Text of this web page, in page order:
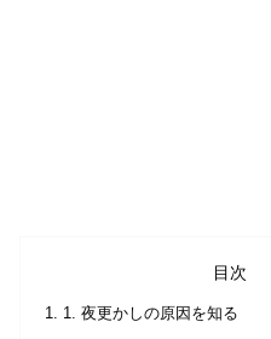
目次
1. 夜更かしの原因を知る